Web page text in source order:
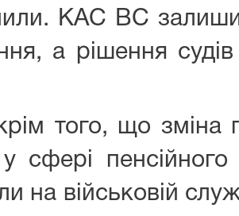
КАС ВС
а рішення судів
того, що зміна
сфері пенсійного
на військовій